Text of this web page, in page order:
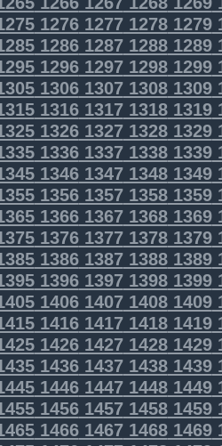
1276127712781279
1286128712881289
1296129712981299
1306130713081309
1316131713181319
1326132713281329
1336133713381339
1346134713481349
1356135713581359
1366136713681369
1376137713781379
1386138713881389
1396139713981399
1406140714081409
1416141714181419
1426142714281429
1436143714381439
1446144714481449
1456145714581459
1466146714681469